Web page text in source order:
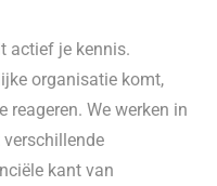
actief je kennis.
organisatie komt,
reageren. We werken in
kant van